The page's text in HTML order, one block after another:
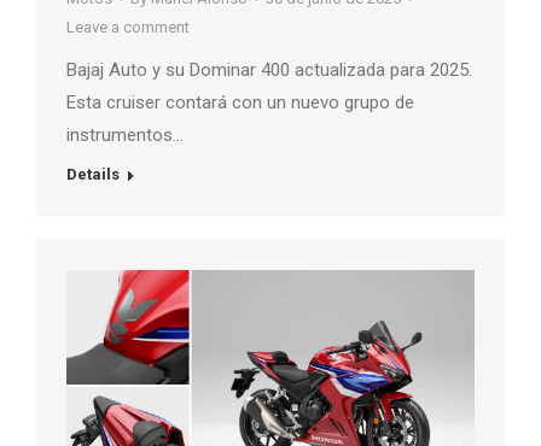
Leave a comment
Bajaj Auto y su Dominar 400 actualizada para 2025.
Esta cruiser contará con un nuevo grupo de
instrumentos…
Details